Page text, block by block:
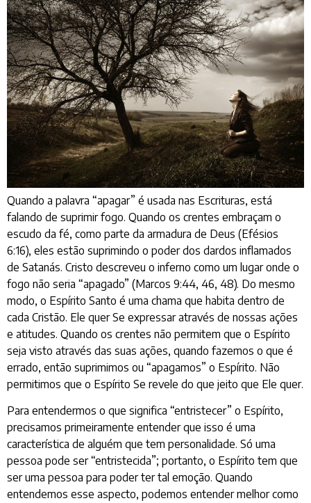
Quando a palavra “apagar” é usada nas Escrituras, está
falando de suprimir fogo. Quando os crentes embraçam o
escudo da fé, como parte da armadura de Deus (Efésios
6:16), eles estão suprimindo o poder dos dardos inflamados
de Satanás. Cristo descreveu o inferno como um lugar onde o
fogo não seria “apagado” (Marcos 9:44, 46, 48). Do mesmo
modo, o Espírito Santo é uma chama que habita dentro de
cada Cristão. Ele quer Se expressar através de nossas ações
e atitudes. Quando os crentes não permitem que o Espírito
seja visto através das suas ações, quando fazemos o que é
errado, então suprimimos ou “apagamos” o Espírito. Não
permitimos que o Espírito Se revele do que jeito que Ele quer.
Para entendermos o que significa “entristecer” o Espírito,
precisamos primeiramente entender que isso é uma
característica de alguém que tem personalidade. Só uma
pessoa pode ser “entristecida”; portanto, o Espírito tem que
ser uma pessoa para poder ter tal emoção. Quando
entendemos esse aspecto, podemos entender melhor como